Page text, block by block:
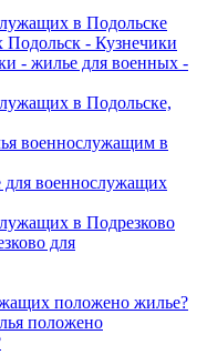
в Подольске
- Кузнечики
- жилье для военных -
в Подольске,
военнослужащим в
военнослужащих
в Подрезково
для
положено жилье?
положено